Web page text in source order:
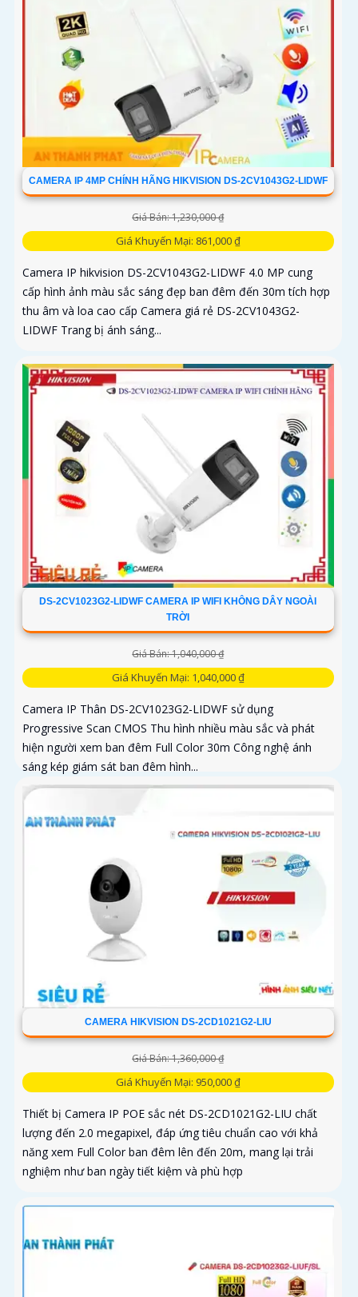
CAMERA IP 4MP CHÍNH HÃNG HIKVISION DS-2CV1043G2-LIDWF
Giá Bán: 1,230,000 ₫
Giá Khuyến Mại: 861,000 ₫
Camera IP hikvision DS-2CV1043G2-LIDWF 4.0 MP cung
cấp hình ảnh màu sắc sáng đẹp ban đêm đến 30m tích hợp
thu âm và loa cao cấp Camera giá rẻ DS-2CV1043G2-
LIDWF Trang bị ánh sáng...
DS-2CV1023G2-LIDWF CAMERA IP WIFI KHÔNG DÂY NGOÀI
TRỜI
Giá Bán: 1,040,000 ₫
Giá Khuyến Mại: 1,040,000 ₫
Camera IP Thân DS-2CV1023G2-LIDWF sử dụng
Progressive Scan CMOS Thu hình nhiều màu sắc và phát
hiện người xem ban đêm Full Color 30m Công nghệ ánh
sáng kép giám sát ban đêm hình...
CAMERA HIKVISION DS-2CD1021G2-LIU
Giá Bán: 1,360,000 ₫
Giá Khuyến Mại: 950,000 ₫
Thiết bị Camera IP POE sắc nét DS-2CD1021G2-LIU chất
lượng đến 2.0 megapixel, đáp ứng tiêu chuẩn cao với khả
năng xem Full Color ban đêm lên đến 20m, mang lại trải
nghiệm như ban ngày tiết kiệm và phù hợp